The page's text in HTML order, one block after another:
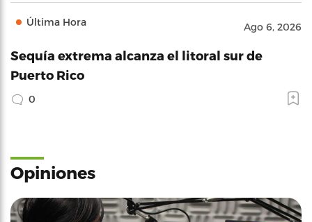
Última Hora Ago 6, 2026
Sequía extrema alcanza el litoral sur de
Puerto Rico
0
Opiniones